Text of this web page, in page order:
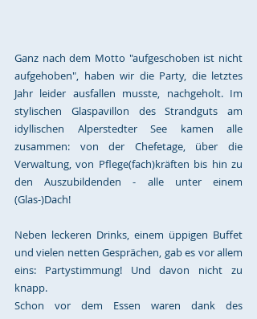
Ganz nach dem Motto "aufgeschoben ist nicht
aufgehoben", haben wir die Party, die letztes
Jahr leider ausfallen musste, nachgeholt. Im
stylischen Glaspavillon des Strandguts am
idyllischen Alperstedter See kamen alle
zusammen: von der Chefetage, über die
Verwaltung, von Pflege(fach)kräften bis hin zu
den Auszubildenden - alle unter einem
(Glas-)Dach!
Neben leckeren Drinks, einem üppigen Buffet
und vielen netten Gesprächen, gab es vor allem
eins: Partystimmung! Und davon nicht zu
knapp.
Schon vor dem Essen waren dank des